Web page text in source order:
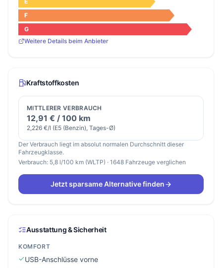
F
G
Weitere Details beim Anbieter
Kraftstoffkosten
MITTLERER VERBRAUCH
12,91 € / 100 km
2,226 €/l (E5 (Benzin), Tages-Ø)
Der Verbrauch liegt im absolut normalen Durchschnitt dieser
Fahrzeugklasse.
Verbrauch: 5,8 l/100 km (WLTP) · 1648 Fahrzeuge verglichen
Jetzt sparsame Alternative finden
Ausstattung & Sicherheit
KOMFORT
USB-Anschlüsse vorne